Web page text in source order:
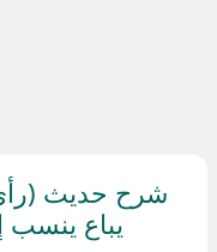
شرح حديث (رأى
يباع